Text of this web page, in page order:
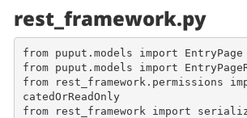
rest_framework.py
from puput.models import
EntryPage
from
puput.models import
from
rest_framework.permissions
catedOrReadOnly
from
rest_framework import